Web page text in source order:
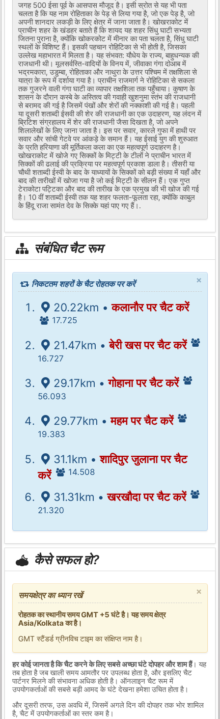
जगह 500 ईसा पूर्व के आसपास मौजूद है। इसी स्रोत से यह भी पता
चलता है कि यह नाम रोहिताका के पेड़ से लिया गया है, जो एक पेड़ है, जो
अपनी शानदार लकड़ी के लिए क्षेत्र में जाना जाता है। खोखराकोट में
प्राचीन शहर के खंडहर बताते हैं कि शायद यह शहर सिंधु घाटी सभ्यता
जितना पुराना है, क्योंकि खोकरकोट में मीनार का पता चलता है, सिंधु घाटी
स्थलों के विशिष्ट हैं। इसकी पहचान रोहिटिका से भी होती है, जिसका
उल्लेख महाभारत में मिलता है। यह संभवत: यौधेय के राज्य, बाहुधन्यक की
राजधानी थी। मूलसर्वस्ति-वादियों के विनय में, जीवाका गंगा दोआब में
भद्रमकारा, उडुम्बा, रोहिताका और नाथुरा के उत्तर पश्चिम में तक्षशिला से
यात्रा के रूप में दर्शाया गया है। प्राचीन राजमार्ग ने रोहिटिका से सकला
तक गुजरने वाली गंगा घाटी का व्यापार तक्षशिला तक पहुँचाया। कुषाण के
शासन के दौरान कस्बे के अस्तित्व की गवाही खुशनुमा स्तंभ की राजधानी
से बरामद की गई है जिसमें पंखों और शेरों की नक्काशी की गई है। पहली
या दूसरी शताब्दी ईसवी की शेर की राजधानी का एक उदाहरण, यह लंदन में
ब्रिटिश संग्रहालय में शेर की राजधानी जैसा दिखता है, जो अपने
शिलालेखों के लिए जाना जाता है। इस पर सवार, कारले गुफा में हाथी पर
सवार और सांची गेटवे पर आंकड़े के समान हैं। यह ईसाई युग की शुरुआत
के प्रति हरियाणा की मूर्तिकला कला का एक महत्वपूर्ण उदाहरण है।
खोखराकोट में खोजे गए सिक्कों के मिट्टी के टीलों ने प्राचीन भारत में
सिक्कों की ढलाई की प्रक्रिया पर महत्वपूर्ण प्रकाश डाला है। तीसरी या
चौथी शताब्दी ईस्वी के बाद के याध्यायों के सिक्कों को बड़ी संख्या में यहाँ और
बाद की तारीखों में खोजा गया है जो कई मिट्टी के सीलन हैं। एक गुप्त
टेराकोटा पट्टिका और बाद की तारीख के एक प्रमुख की भी खोज की गई
है। 10 वीं शताब्दी ईस्वी तक यह शहर फलता-फूलता रहा, क्योंकि काबुल
के हिंदू राजा सामंत देव के सिक्के यहां पाए गए हैं।.
संबंधित चैट रूम
×
निकटतम शहरों के चैट रोहतक पर करें
20.22km •कलानौर पर चैट करें
17.725
21.47km •बेरी खस पर चैट करें
16.727
29.17km •गोहाना पर चैट करें
56.093
29.77km •महम पर चैट करें
19.383
31.1km •शादिपुर जुलाना पर चैट
करें
14.508
31.31km •खरखौदा पर चैट करें
21.320
कैसे सफल हो?
×
समयक्षेत्र का ध्यान रखें
रोहतक का स्थानीय समय GMT +5 घंटे है। यह समय क्षेत्र
Asia/Kolkata का है।
GMT स्टैंडर्ड ग्रीनविच टाइम का संक्षिप्त नाम है।
हर कोई जानता है कि चैट करने के लिए सबसे अच्छा घंटे दोपहर और शाम हैं। यह
तब होता है जब खाली समय आमतौर पर उपलब्ध होता है, और इसलिए चैट
पार्टनर मिलने की संभावना अधिक होती है। ऑनलाइन चैट रूम में
उपयोगकर्ताओं की सबसे बड़ी आमद के घंटे देखना हमेशा उचित होता है।
और दूसरी तरफ, उस अवधि में, जिसमें अगले दिन की दोपहर तक भोर शामिल
है, चैट में उपयोगकर्ताओं का स्तर कम है।